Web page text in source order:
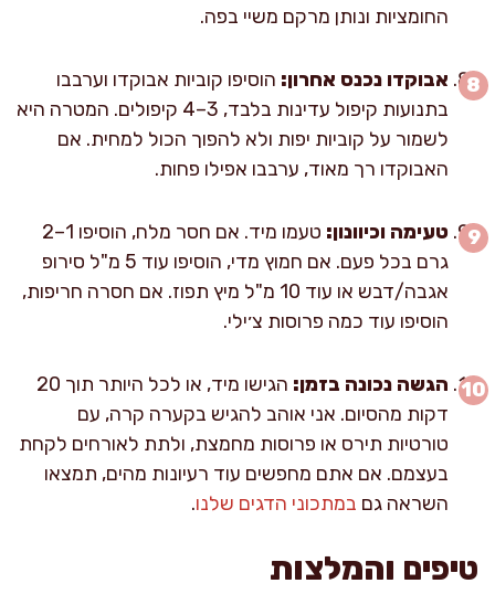
החומציות ונותן מרקם משיי בפה.
אבוקדו נכנס אחרון: הוסיפו קוביות אבוקדו וערבבו
בתנועות קיפול עדינות בלבד, 3–4 קיפולים. המטרה היא
לשמור על קוביות יפות ולא להפוך הכול למחית. אם
האבוקדו רך מאוד, ערבבו אפילו פחות.
טעימה וכיוונון:
טעמו מיד. אם חסר מלח, הוסיפו 1–2
גרם בכל פעם. אם חמוץ מדי, הוסיפו עוד 5 מ"ל סירופ
אגבה/דבש או עוד 10 מ"ל מיץ תפוז. אם חסרה חריפות,
הוסיפו עוד כמה פרוסות צ׳ילי.
הגשה נכונה בזמן:
הגישו מיד, או לכל היותר תוך 20
דקות מהסיום. אני אוהב להגיש בקערה קרה, עם
טורטיות תירס או פרוסות מחמצת, ולתת לאורחים לקחת
בעצמם. אם אתם מחפשים עוד רעיונות מהים, תמצאו
השראה גם במתכוני הדגים שלנו.
טיפים והמלצות